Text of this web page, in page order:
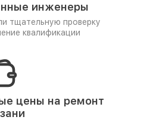
инженеры
тщательную проверку
квалификации
цены на ремонт